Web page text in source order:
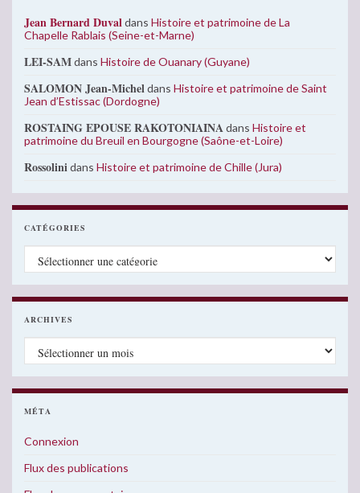
Jean Bernard Duvaldans Histoire et patrimoine de La
Chapelle Rablais (Seine-et-Marne)
LEI-SAMdans Histoire de Ouanary (Guyane)
SALOMON Jean-Micheldans Histoire et patrimoine de Saint
Jean d’Estissac (Dordogne)
ROSTAING EPOUSE RAKOTONIAINAdans Histoire et
patrimoine du Breuil en Bourgogne (Saône-et-Loire)
Rossolinidans Histoire et patrimoine de Chille (Jura)
CATÉGORIES
Catégories
ARCHIVES
Archives
MÉTA
Connexion
Flux des publications